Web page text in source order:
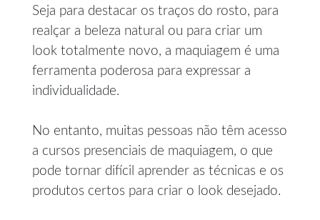
Seja para destacar os traços do rosto, para
realçar a beleza natural ou para criar um
look totalmente novo, a maquiagem é uma
ferramenta poderosa para expressar a
individualidade.
No entanto, muitas pessoas não têm acesso
a cursos presenciais de maquiagem, o que
pode tornar difícil aprender as técnicas e os
produtos certos para criar o look desejado.